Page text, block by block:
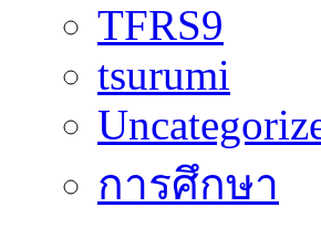
TFRS9
tsurumi
การศึกษา